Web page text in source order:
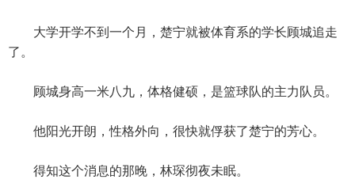
大学开学不到一个月，楚宁就被体育系的学长顾城追走
了。
顾城身高一米八九，体格健硕，是篮球队的主力队员。
他阳光开朗，性格外向，很快就俘获了楚宁的芳心。
得知这个消息的那晚，林琛彻夜未眠。